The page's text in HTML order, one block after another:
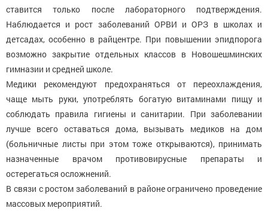
ставится только после лабораторного подтверждения.
Наблюдается и рост заболеваний ОРВИ и ОРЗ в школах и
детсадах, особенно в райцентре. При повышении эпидпорога
возможно закрытие отдельных классов в Новошешминских
гимназии и средней школе.
Медики рекомендуют предохраняться от переохлаждения,
чаще мыть руки, употреблять богатую витаминами пищу и
соблюдать правила гигиены и санитарии. При заболевании
лучше всего оставаться дома, вызывать медиков на дом
(больничные листы при этом тоже открываются), принимать
назначенные врачом противовирусные препараты и
остерегаться осложнений.
В связи с ростом заболеваний в районе ограничено проведение
массовых мероприятий.